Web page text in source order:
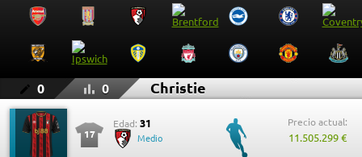
0 0 Christie
17
Edad: 31
Medio
Precio actual:
11.505.299 €